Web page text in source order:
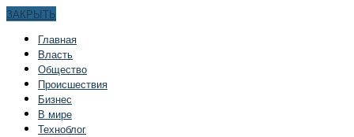
ЗАКРЫТЬ
Главная
Bласть
Общество
Происшествия
Бизнес
В мире
Техноблог